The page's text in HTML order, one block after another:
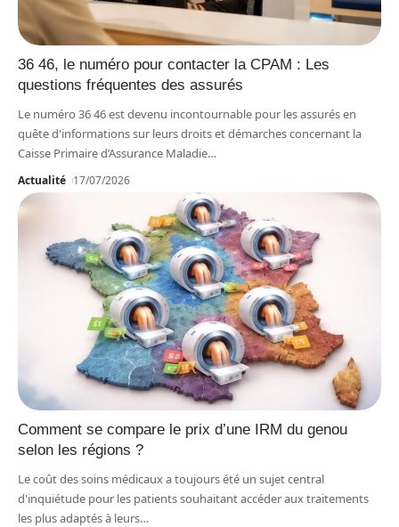
36 46, le numéro pour contacter la CPAM : Les
questions fréquentes des assurés
Le numéro 36 46 est devenu incontournable pour les assurés en
quête d'informations sur leurs droits et démarches concernant la
Caisse Primaire d’Assurance Maladie…
Actualité 17/07/2026
Comment se compare le prix d’une IRM du genou
selon les régions ?
Le coût des soins médicaux a toujours été un sujet central
d'inquiétude pour les patients souhaitant accéder aux traitements
les plus adaptés à leurs…